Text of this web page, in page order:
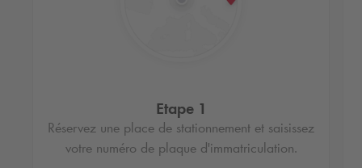
Etape 1
Réservez une place de stationnement et saisissez
votre numéro de plaque d'immatriculation.